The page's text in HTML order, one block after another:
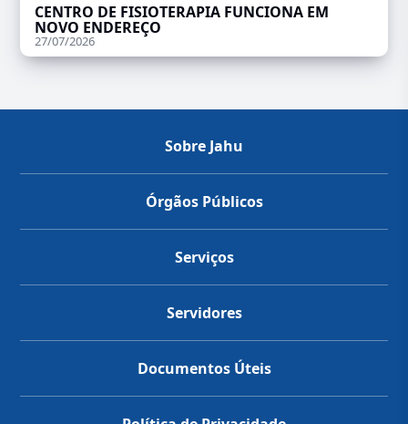
CENTRO DE FISIOTERAPIA FUNCIONA EM
NOVO ENDEREÇO
27/07/2026
Sobre Jahu
Órgãos Públicos
Serviços
Servidores
Documentos Úteis